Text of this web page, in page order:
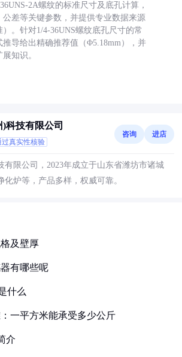
2A螺纹的标准尺寸及底孔计算，
公差等关键参数，并提供专业数据来源
）。针对1/4-36UNS螺纹底孔尺寸的常
推导给出精确推荐值（Φ5.18mm），并
知识。
科技有限公司
过真实性核验
咨询 进店
有限公司，2023年成立于山东省潍坊市诸城
炉等，产品多样，权威可靠。
及壁厚
有哪些呢
什么
一平方米能承受多少公斤
介